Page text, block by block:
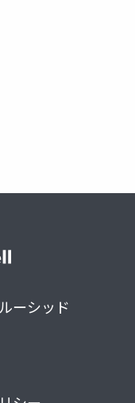
ーシッド